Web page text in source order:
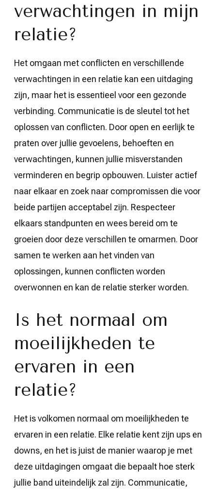
verwachtingen in mijn
relatie?
Het omgaan met conflicten en verschillende
verwachtingen in een relatie kan een uitdaging
zijn, maar het is essentieel voor een gezonde
verbinding. Communicatie is de sleutel tot het
oplossen van conflicten. Door open en eerlijk te
praten over jullie gevoelens, behoeften en
verwachtingen, kunnen jullie misverstanden
verminderen en begrip opbouwen. Luister actief
naar elkaar en zoek naar compromissen die voor
beide partijen acceptabel zijn. Respecteer
elkaars standpunten en wees bereid om te
groeien door deze verschillen te omarmen. Door
samen te werken aan het vinden van
oplossingen, kunnen conflicten worden
overwonnen en kan de relatie sterker worden.
Is het normaal om
moeilijkheden te
ervaren in een
relatie?
Het is volkomen normaal om moeilijkheden te
ervaren in een relatie. Elke relatie kent zijn ups en
downs, en het is juist de manier waarop je met
deze uitdagingen omgaat die bepaalt hoe sterk
jullie band uiteindelijk zal zijn. Communicatie,